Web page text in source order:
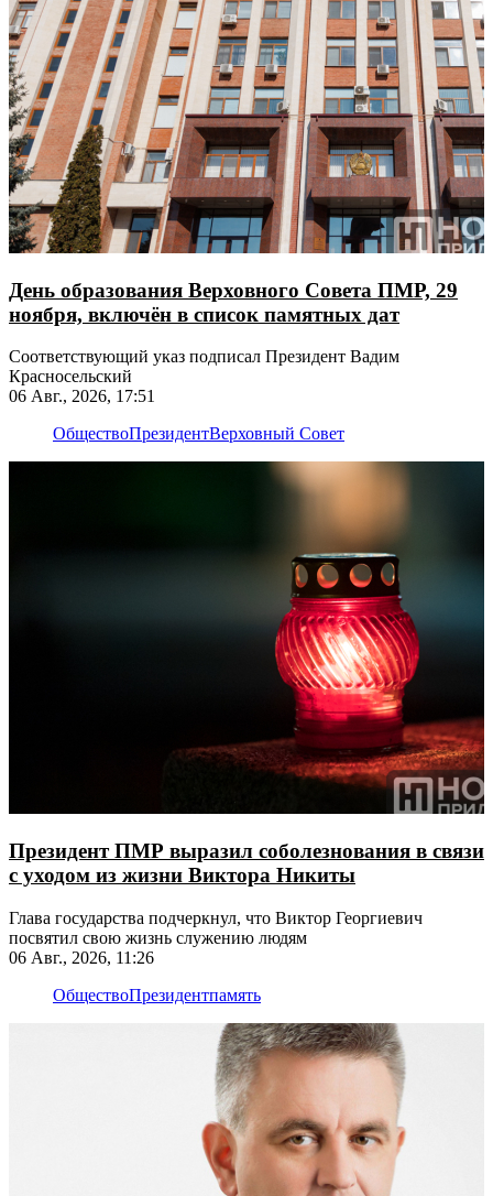
День образования Верховного Совета ПМР, 29
ноября, включён в список памятных дат
Соответствующий указ подписал Президент Вадим
Красносельский
06 Авг., 2026, 17:51
ОбществоПрезидентВерховный Совет
Президент ПМР выразил соболезнования в связи
с уходом из жизни Виктора Никиты
Глава государства подчеркнул, что Виктор Георгиевич
посвятил свою жизнь служению людям
06 Авг., 2026, 11:26
ОбществоПрезидентпамять